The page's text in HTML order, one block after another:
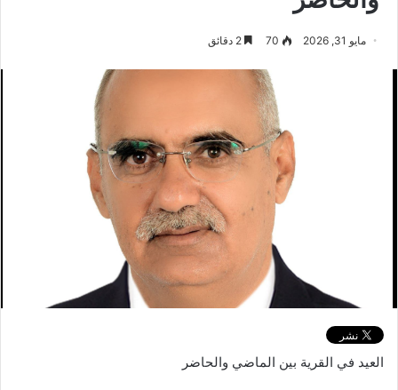
مايو 31, 2026 70
العيد في القرية بين الماضي والحاضر